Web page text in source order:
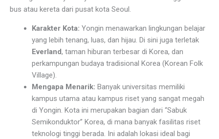
bus atau kereta dari pusat kota Seoul.
Karakter Kota: Yongin menawarkan lingkungan belajar
yang lebih tenang, luas, dan hijau. Di sini juga terletak
Everland, taman hiburan terbesar di Korea, dan
perkampungan budaya tradisional Korea (Korean Folk
Village).
Mengapa Menarik: Banyak universitas memiliki
kampus utama atau kampus riset yang sangat megah
di Yongin. Kota ini merupakan bagian dari “Sabuk
Semikonduktor” Korea, di mana banyak fasilitas riset
teknologi tinggi berada. Ini adalah lokasi ideal bagi